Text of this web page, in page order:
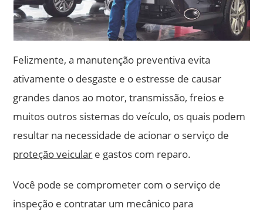
Felizmente, a manutenção preventiva evita
ativamente o desgaste e o estresse de causar
grandes danos ao motor, transmissão, freios e
muitos outros sistemas do veículo, os quais podem
resultar na necessidade de acionar o serviço de
proteção veicular e gastos com reparo.
Você pode se comprometer com o serviço de
inspeção e contratar um mecânico para